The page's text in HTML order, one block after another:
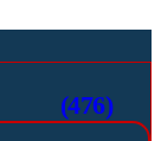
(476)